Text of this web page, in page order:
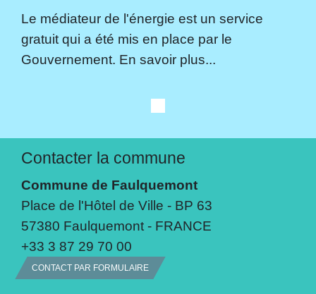
Le médiateur de l'énergie est un service
gratuit qui a été mis en place par le
Gouvernement. En savoir plus...
Contacter la commune
Commune de Faulquemont
Place de l'Hôtel de Ville - BP 63
57380 Faulquemont - FRANCE
+33 3 87 29 70 00
CONTACT PAR FORMULAIRE